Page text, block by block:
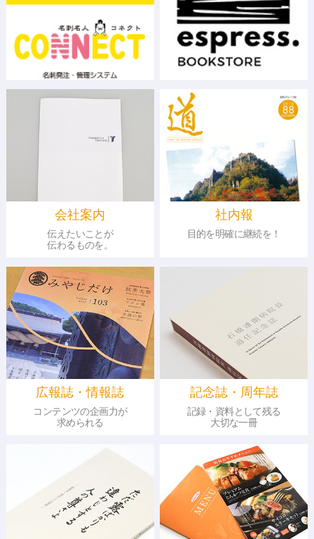
会社案内
伝えたいことが
伝わるものを。
社内報
目的を明確に継続を！
広報誌・情報誌
コンテンツの企画力が
求められる
記念誌・周年誌
記録・資料として残る
大切な一冊